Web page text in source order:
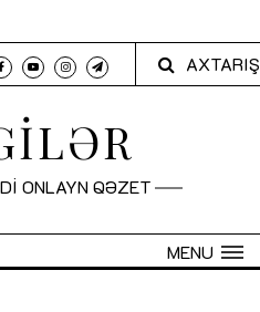
AXTARIŞ
ONLAYN QƏZET
MENU